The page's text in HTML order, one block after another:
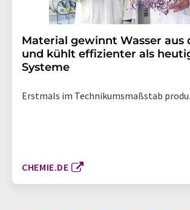
Material gewinnt Wasser aus
und kühlt effizienter als
Systeme
Erstmals im Technikumsmaßstab
CHEMIE.DE